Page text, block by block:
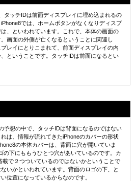
タッチIDは前面ディスプレイに埋め込まれるの
では、ホームボタンがなくなりディスプ
、といわれています。これで、本体の画面の
画面の外側が亡くなるということに関連し
レイにとりこまれて、前面ディスプレイの内
ということです。タッチIDは前面になるとい
予想の中で、タッチIDは背面になるのではない
は、情報が流れてきたiPhoneのカバーの形状
の本体カバーは、背面に穴が開いていま
の下にももうひとつ穴があいているのです。カ
載で２つついているのではないかということで
いかといわれています。背面のロゴの下、と
位置になっているからなのです。